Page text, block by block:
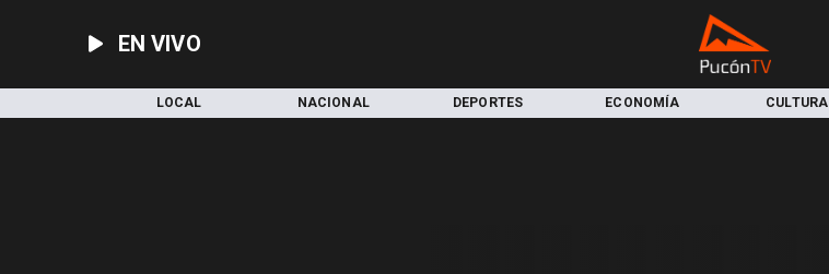
EN VIVO
LOCAL NACIONAL DEPORTES ECONOMÍA CULTURA